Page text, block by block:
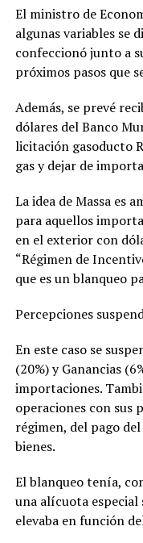
El ministro de
algunas variables se
confeccionó junto a
próximos pasos que
Además, se prevé
dólares del Banco
licitación gasoducto
gas y dejar de
La idea de Massa es
para aquellos
en el exterior con
“Régimen de
que es un blanqueo
Percepciones
En este caso se
(20%) y Ganancias
importaciones.
operaciones con sus
régimen, del pago
bienes.
El blanqueo tenía,
una alícuota especial
elevaba en función